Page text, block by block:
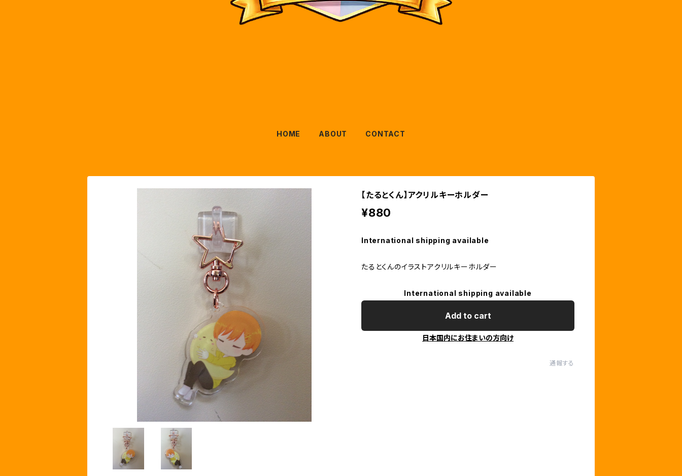
HOME ABOUT CONTACT
【たるとくん】アクリルキーホルダー
¥880
International shipping available
たるとくんのイラストアクリルキーホルダー
International shipping available
Add to cart
日本国内にお住まいの方向け
通報する